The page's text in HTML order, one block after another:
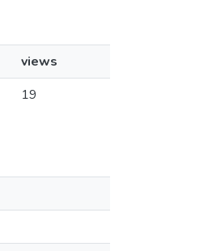
views
19